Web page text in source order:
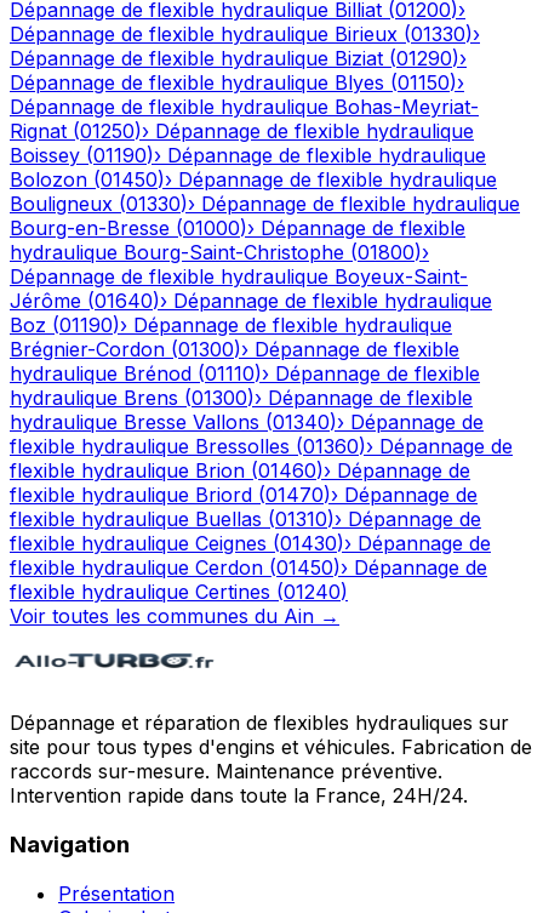
Dépannage de flexible hydraulique Billiat (01200)›
Dépannage de flexible hydraulique Birieux (01330)›
Dépannage de flexible hydraulique Biziat (01290)›
Dépannage de flexible hydraulique Blyes (01150)›
Dépannage de flexible hydraulique Bohas-Meyriat-
Rignat (01250)› Dépannage de flexible hydraulique
Boissey (01190)› Dépannage de flexible hydraulique
Bolozon (01450)› Dépannage de flexible hydraulique
Bouligneux (01330)› Dépannage de flexible hydraulique
Bourg-en-Bresse (01000)› Dépannage de flexible
hydraulique Bourg-Saint-Christophe (01800)›
Dépannage de flexible hydraulique Boyeux-Saint-
Jérôme (01640)› Dépannage de flexible hydraulique
Boz (01190)› Dépannage de flexible hydraulique
Brégnier-Cordon (01300)› Dépannage de flexible
hydraulique Brénod (01110)› Dépannage de flexible
hydraulique Brens (01300)› Dépannage de flexible
hydraulique Bresse Vallons (01340)› Dépannage de
flexible hydraulique Bressolles (01360)› Dépannage de
flexible hydraulique Brion (01460)› Dépannage de
flexible hydraulique Briord (01470)› Dépannage de
flexible hydraulique Buellas (01310)› Dépannage de
flexible hydraulique Ceignes (01430)› Dépannage de
flexible hydraulique Cerdon (01450)› Dépannage de
flexible hydraulique Certines (01240)
Voir toutes les communes du Ain →
Dépannage et réparation de flexibles hydrauliques sur
site pour tous types d'engins et véhicules. Fabrication de
raccords sur-mesure. Maintenance préventive.
Intervention rapide dans toute la France, 24H/24.
Navigation
Présentation